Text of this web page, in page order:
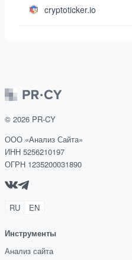
cryptoticker.io
© 2026 PR-CY
ООО «Анализ Сайта»
ИНН 5256210197
ОГРН 1235200031890
RU EN
Инструменты
Анализ сайта